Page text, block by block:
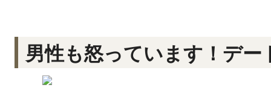
男性も怒っています！デ